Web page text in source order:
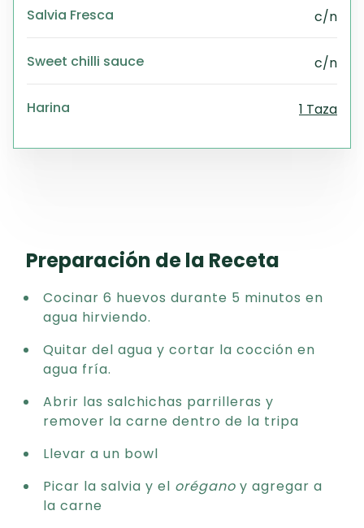
Salvia Fresca c/n
Sweet chilli sauce c/n
Harina 1 Taza
Preparación de la Receta
Cocinar 6 huevos durante 5 minutos en
agua hirviendo.
Quitar del agua y cortar la cocción en
agua fría.
Abrir las salchichas parrilleras y
remover la carne dentro de la tripa
Llevar a un bowl
Picar la salvia y el orégano y agregar a
la carne